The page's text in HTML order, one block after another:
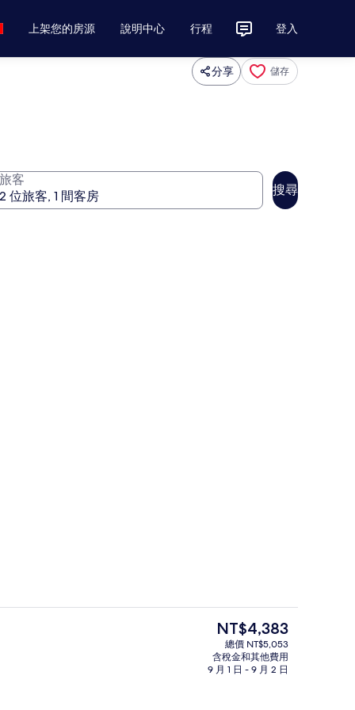
上架您的房源 說明中心 行程 登入
分享 儲存
旅客
搜尋
房, 露台 | 起居區 | 32-吋智慧型電視、有線頻道、電視
目
前
的
價
NT$4,383
總價 NT$5,053
含稅金和其他費用
9 月 1 日 - 9 月 2 日